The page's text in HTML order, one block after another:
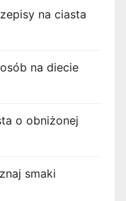
na ciasta
na diecie
o obniżonej
smaki